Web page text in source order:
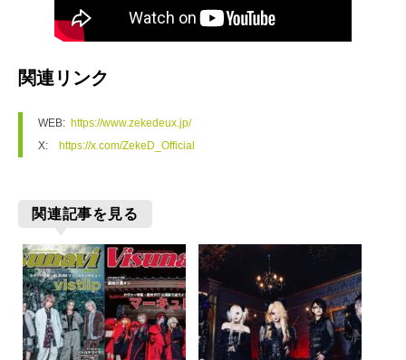
関連リンク
WEB: https://www.zekedeux.jp/
X: https://x.com/ZekeD_Official
関連記事を見る